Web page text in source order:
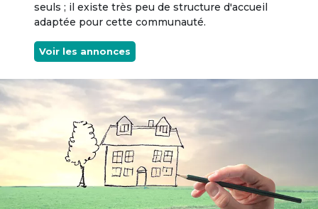
seuls ; il existe très peu de structure d'accueil
adaptée pour cette communauté.
Voir les annonces